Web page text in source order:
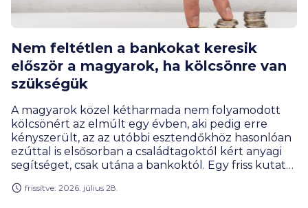
Nem feltétlen a bankokat keresik
először a magyarok, ha kölcsönre van
szükségük
A magyarok közel kétharmada nem folyamodott
kölcsönért az elmúlt egy évben, aki pedig erre
kényszerült, az az utóbbi esztendőkhöz hasonlóan
ezúttal is elsősorban a családtagoktól kért anyagi
segítséget, csak utána a bankoktól. Egy friss kutatás
erősebb, mint az idősebb korosztályoknál.
frissítve: 2026. július 28.